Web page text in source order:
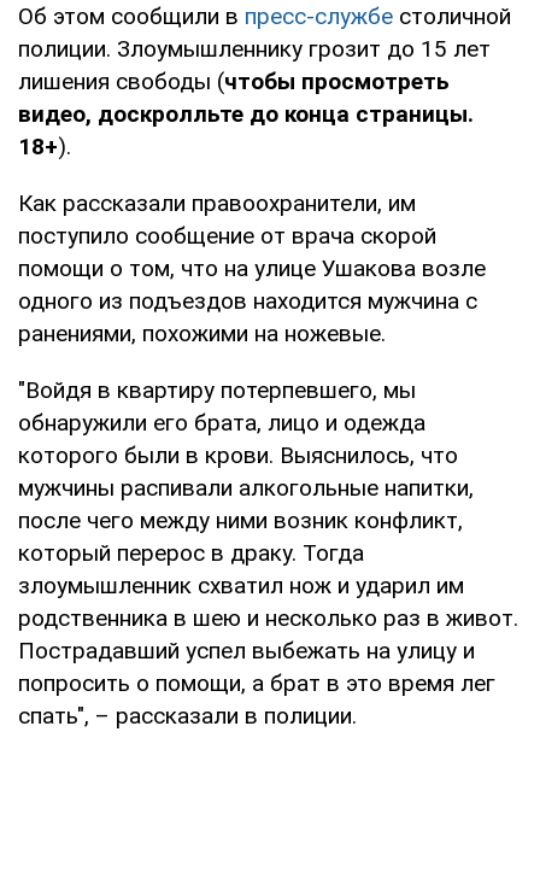
Об этом сообщили в пресс-службе столичной
полиции. Злоумышленнику грозит до 15 лет
лишения свободы (чтобы просмотреть
видео, доскролльте до конца страницы.
18+).
Как рассказали правоохранители, им
поступило сообщение от врача скорой
помощи о том, что на улице Ушакова возле
одного из подъездов находится мужчина с
ранениями, похожими на ножевые.
"Войдя в квартиру потерпевшего, мы
обнаружили его брата, лицо и одежда
которого были в крови. Выяснилось, что
мужчины распивали алкогольные напитки,
после чего между ними возник конфликт,
который перерос в драку. Тогда
злоумышленник схватил нож и ударил им
родственника в шею и несколько раз в живот.
Пострадавший успел выбежать на улицу и
попросить о помощи, а брат в это время лег
спать", – рассказали в полиции.